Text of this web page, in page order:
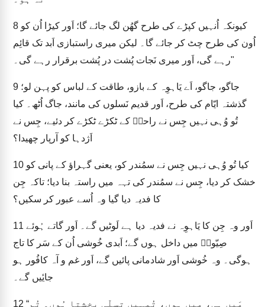
8
اُون کی طرح چٹ کر جائے گا۔ لیکن میری راستبازی اَبد تک قائِم
رہے گی، اَور میری نَجات پُشت در پُشت برقرار رہے گی۔"
9
گذشتہ ایّام کی طرح، اَور قدیم نَسلوں کی مانند، جاگ اُٹھ۔ کیا
تُو وُہی نہیں جِس نے راحبؔ کے ٹکڑے ٹکڑے کر دئیے، جِس نے
اَژدہا کو آرپار چھیدا؟
10
خشک کر دیا، جِس نے سمُندر کی تہہ میں راستہ بنا دیا؛ تاکہ جِن
کا فدیہ دیا گیا وہ اُسے عبور کر سکیں؟
11
صِیّونؔ میں داخل ہوں گے؛ اَبدی خُوشی اُن کے سَر کا تاج
ہوگی۔ وہ خُوشی اَور شادمانی پائیں گے، اَور غم و آہ کافُور ہو
جایٔیں گے۔
12 “مَیں ہی، میں ہوں، تُمہیں تسلّی بخشتا ہُوں۔ تُم